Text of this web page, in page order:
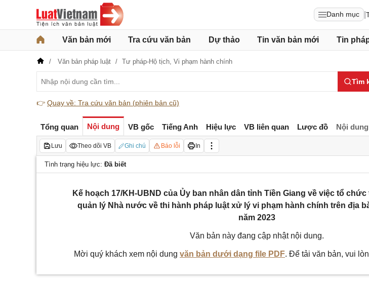
Danh mục
Văn bản mới Tra cứu văn bản Dự thảo Tin văn bản mới Tin
Văn bản pháp luật Tư pháp-Hộ tịch, Vi phạm hành chính
Tìm
👉 Quay về: Tra cứu văn bản (phiên bản cũ)
Tổng quan Nội dung VB gốc Tiếng Anh Hiệu lực VB liên quan Lược đồ Nội
Lưu Theo dõi VB Ghi chú Báo lỗi In
Tình trạng hiệu lực: Đã biết
Kế hoạch 17/KH-UBND của Ủy ban nhân dân tỉnh Tiền Giang về việc tổ
quản lý Nhà nước về thi hành pháp luật xử lý vi phạm hành chính trên địa
năm 2023
Văn bản này đang cập nhật nội dung.
Mời quý khách xem nội dung văn bản dưới dạng file PDF. Để tải văn bản, vui